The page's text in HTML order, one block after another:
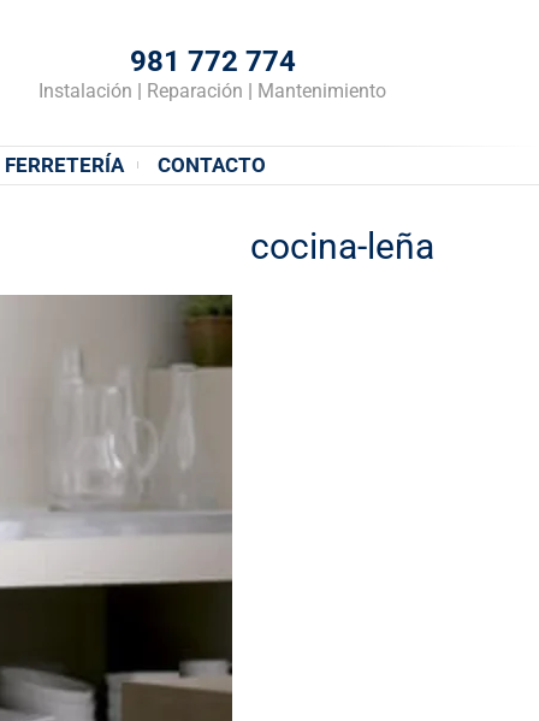
981 772 774
Instalación | Reparación | Mantenimiento
FERRETERÍA CONTACTO
cocina-leña